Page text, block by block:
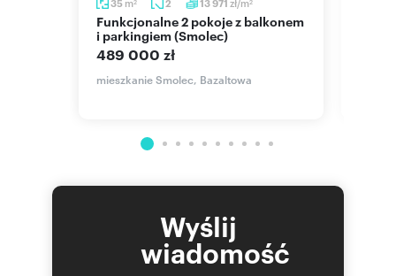
2 2
Funkcjonalne 2 pokoje z balkonem
i parkingiem (Smolec)
489 000 zł
mieszkanie Smolec, Bazaltowa
Wyślij
wiadomość